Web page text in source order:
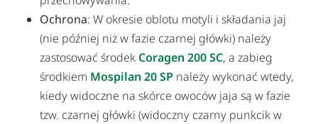
Ochrona: W okresie oblotu motyli i składania jaj
(nie później niż w fazie czarnej główki) należy
zastosować środek Coragen 200 SC, a zabieg
środkiem Mospilan 20 SP należy wykonać wtedy,
kiedy widoczne na skórce owoców jaja są w fazie
tzw. czarnej główki (widoczny czarny punkcik w